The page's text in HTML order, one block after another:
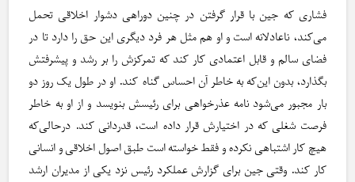
فشاری که جین با قرار گرفتن در چنین دوراهی دشوار اخلاقی تحمل
می‌کند، ناعادلانه است و او هم مثل هر فرد دیگری این حق را دارد تا در
فضای سالم و قابل اعتمادی کار کند که تمرکزش را بر رشد و پیشرفتش
بگذارد، بدون این‌که به خاطر آن احساس گناه کند. او در طول یک روز دو
بار مجبور می‌شود نامه عذرخواهی برای رئیسش بنویسد و از او به خاطر
فرصت شغلی که در اختیارش قرار داده است، قدردانی کند. در‌حالی‌که
هیچ کار اشتباهی نکرده و فقط خواسته است طبق اصول اخلاقی و انسانی
کار کند. وقتی جین برای گزارش عملکرد رئیس نزد یکی از مدیران ارشد